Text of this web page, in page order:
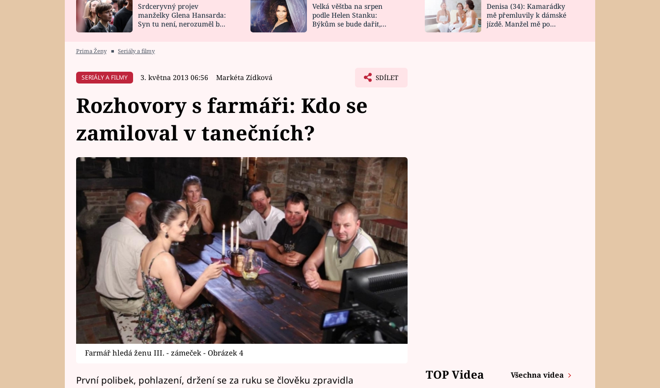
HOROSKOP NA
CELEBRITY
VAŘENÍ
NOVINKY
VIDEORECEPTY
DESIGN
Srdceryvný projev
manželky Glena Hansarda:
Syn tu není, nerozuměl by
Velká věštba na srpen
podle Helen Stanku:
Býkům se bude dařit,
Denisa (34): Kamarádky
mě přemluvily k dámské
jízdě. Manžel mě po
Prima Ženy ■ Seriály a filmy
SERIÁLY A FILMY 3. května 2013 06:56 Markéta Zídková SDÍLET
Rozhovory s farmáři: Kdo se
zamiloval v tanečních?
Farmář hledá ženu III. - zámeček - Obrázek 4
První polibek, pohlazení, držení se za ruku se člověku zpravidla
TOP Videa Všechna videa